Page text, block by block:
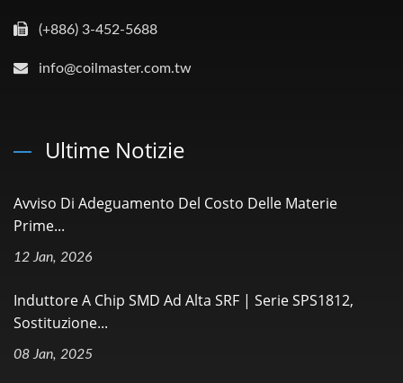
(+886) 3-452-5688
info@coilmaster.com.tw
Ultime Notizie
Avviso Di Adeguamento Del Costo Delle Materie
Prime...
12 Jan, 2026
Induttore A Chip SMD Ad Alta SRF | Serie SPS1812,
Sostituzione...
08 Jan, 2025